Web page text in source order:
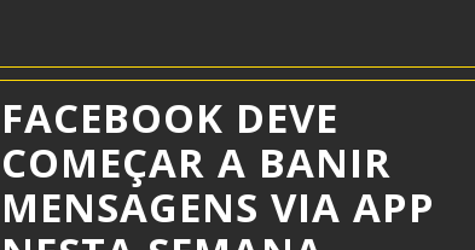
FACEBOOK DEVE
COMEÇAR A BANIR
MENSAGENS VIA APP